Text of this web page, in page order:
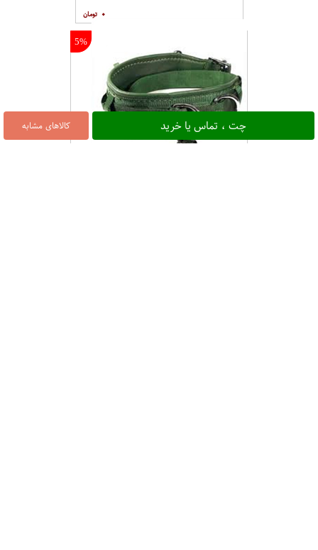
کالاهای مشابه چت ، تماس یا خرید
۰
5%